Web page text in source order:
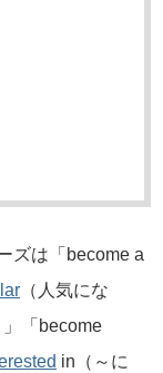
ズは「become a
（人気にな
「become
in（～に